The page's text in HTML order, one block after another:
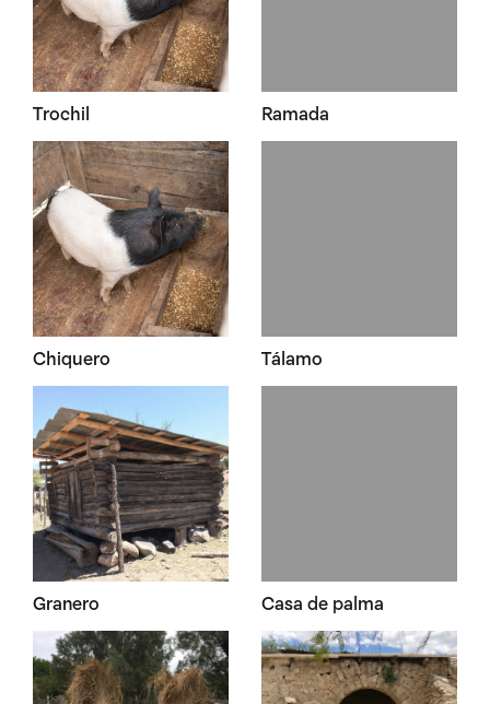
Trochil Ramada
Chiquero Tálamo
Granero Casa de palma